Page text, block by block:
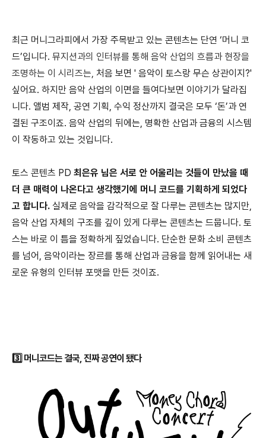
최근 머니그라피에서 가장 주목받고 있는 콘텐츠는 단연 ‘머니 코
드’입니다. 뮤지션과의 인터뷰를 통해 음악 산업의 흐름과 현장을
조명하는 이 시리즈는, 처음 보면 ' 음악이 토스랑 무슨 상관이지?'
싶어요. 하지만 음악 산업의 이면을 들여다보면 이야기가 달라집
니다. 앨범 제작, 공연 기획, 수익 정산까지 결국은 모두 ‘돈’과 연
결된 구조이죠. 음악 산업의 뒤에는, 명확한 산업과 금융의 시스템
이 작동하고 있는 것입니다.
토스 콘텐츠 PD 최은유 님은 서로 안 어울리는 것들이 만났을 때
더 큰 매력이 나온다고 생각했기에 머니 코드를 기획하게 되었다
고 합니다. 실제로 음악을 감각적으로 잘 다루는 콘텐츠는 많지만,
음악 산업 자체의 구조를 깊이 있게 다루는 콘텐츠는 드뭅니다. 토
스는 바로 이 틈을 정확하게 짚었습니다. 단순한 문화 소비 콘텐츠
를 넘어, 음악이라는 장르를 통해 산업과 금융을 함께 읽어내는 새
로운 유형의 인터뷰 포맷을 만든 것이죠.
3️⃣ 머니코드는 결국, 진짜 공연이 됐다